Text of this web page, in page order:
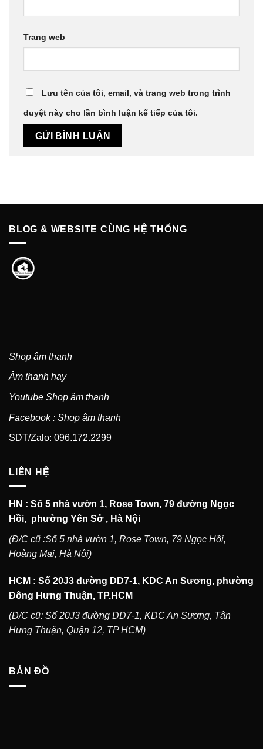
Trang web
Lưu tên của tôi, email, và trang web trong trình
duyệt này cho lần bình luận kế tiếp của tôi.
BLOG & WEBSITE CÙNG HỆ THỐNG
Shop âm thanh
Âm thanh hay
Youtube Shop âm thanh
Facebook : Shop âm thanh
SDT/Zalo: 096.172.2299
LIÊN HỆ
HN : Số 5 nhà vườn 1, Rose Town, 79 đường Ngọc
Hồi, phường Yên Sở , Hà Nội
(Đ/C cũ :Số 5 nhà vườn 1, Rose Town, 79 Ngọc Hồi,
Hoàng Mai, Hà Nội)
HCM : Số 20J3 đường DD7-1, KDC An Sương, phường
Đông Hưng Thuận, TP.HCM
(Đ/C cũ: Số 20J3 đường DD7-1, KDC An Sương, Tân
Hưng Thuận, Quận 12, TP HCM)
BẢN ĐỒ